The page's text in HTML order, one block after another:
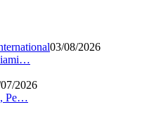
03/08/2026
2026
Pe…